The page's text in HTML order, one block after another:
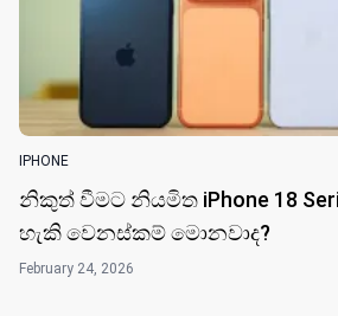
IPHONE
නිකුත් වීමට නියමිත iPhone 18
හැකි වෙනස්කම් මොනවාද?
February 24, 2026